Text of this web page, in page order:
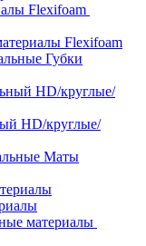
Flexifoam
Flexifoam
Губки
HD/круглые/
Маты
материалы